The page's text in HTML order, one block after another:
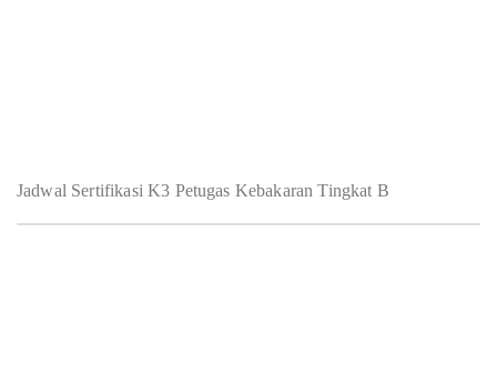
Jadwal Sertifikasi K3 Petugas Kebakaran Tingkat B